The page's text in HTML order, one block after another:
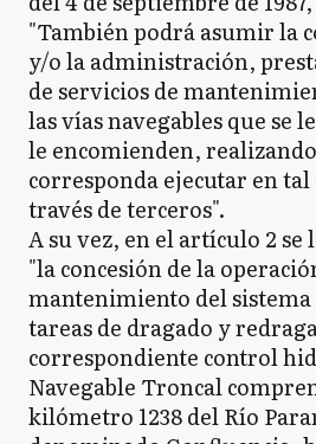
"También podrá asumir la
y/o la administración,
de servicios de
las vías navegables que se
le encomienden,
corresponda ejecutar en
través de terceros".
A su vez, en el artículo 2 se
"la concesión de la
mantenimiento del sistema
tareas de dragado y
correspondiente control
Navegable Troncal
kilómetro 1238 del Río